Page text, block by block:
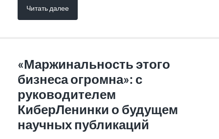
Читать далее
«Маржинальность этого
бизнеса огромна»: с
руководителем
КиберЛенинки о будущем
научных публикаций